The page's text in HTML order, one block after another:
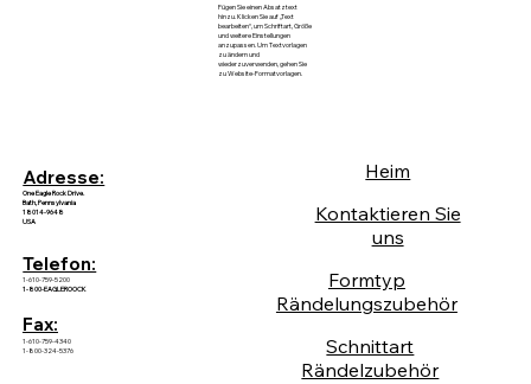
Fügen Sie einen Absatztext
hinzu. Klicken Sie auf „Text
bearbeiten“, um Schriftart, Größe
und weitere Einstellungen
anzupassen. Um Textvorlagen
zu ändern und
wiederzuverwenden, gehen Sie
zu Website-Formatvorlagen.
Adresse:
One Eagle Rock Drive.
Bath, Pennsylvania
18014-9648
USA
Telefon:
1-610-759-5200
1-800-EAGLEROOCK
Fax:
1-610-759-4340
1-800-324-5376
Heim
Kontaktieren Sie
uns
Formtyp
Rändelungszubehör
Schnittart
Rändelzubehör